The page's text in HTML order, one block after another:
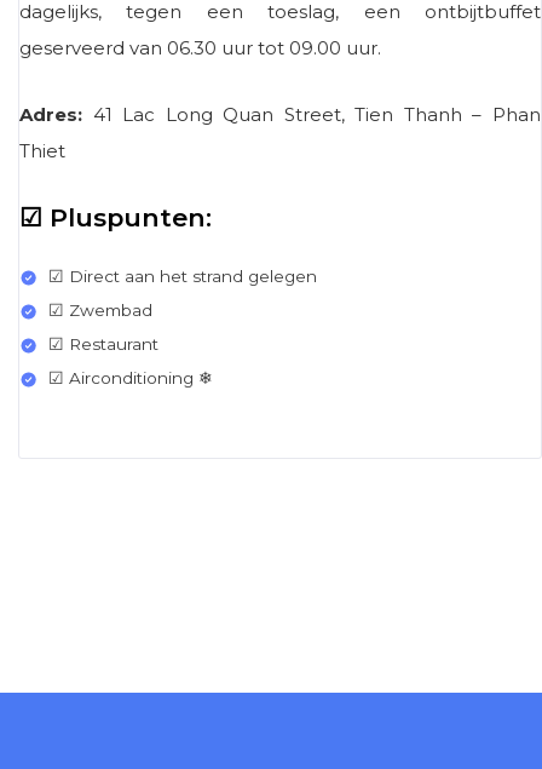
dagelijks, tegen een toeslag, een ontbijtbuffet
geserveerd van 06.30 uur tot 09.00 uur.
Adres: 41 Lac Long Quan Street, Tien Thanh – Phan
Thiet
☑ Pluspunten:
☑ Direct aan het strand gelegen
☑ Zwembad
☑ Restaurant
☑ Airconditioning ❄